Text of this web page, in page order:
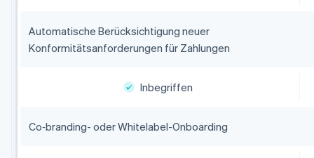
Automatische Berücksichtigung neuer
Konformitätsanforderungen für Zahlungen
Inbegriffen
Co‑branding- oder Whitelabel-Onboarding